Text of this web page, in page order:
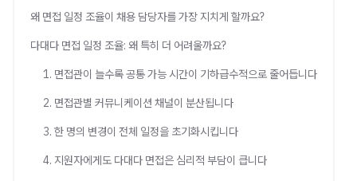
왜 면접 일정 조율이 채용 담당자를 가장 지치게 할까요?
다대다 면접 일정 조율: 왜 특히 더 어려울까요?
1. 면접관이 늘수록 공통 가능 시간이 기하급수적으로 줄어듭니다
2. 면접관별 커뮤니케이션 채널이 분산됩니다
3. 한 명의 변경이 전체 일정을 초기화시킵니다
4. 지원자에게도 다대다 면접은 심리적 부담이 큽니다